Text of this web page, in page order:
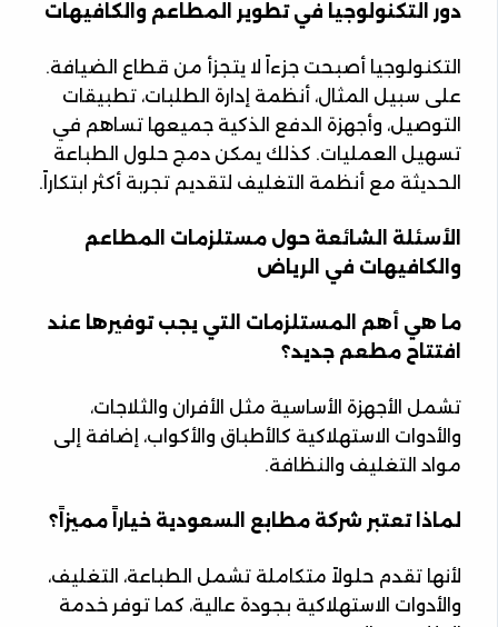
دور التكنولوجيا في تطوير المطاعم والكافيهات
التكنولوجيا أصبحت جزءاً لا يتجزأ من قطاع الضيافة.
على سبيل المثال، أنظمة إدارة الطلبات، تطبيقات
التوصيل، وأجهزة الدفع الذكية جميعها تساهم في
تسهيل العمليات. كذلك يمكن دمج حلول الطباعة
الحديثة مع أنظمة التغليف لتقديم تجربة أكثر ابتكاراً.
الأسئلة الشائعة حول مستلزمات المطاعم
والكافيهات في الرياض
ما هي أهم المستلزمات التي يجب توفيرها عند
افتتاح مطعم جديد؟
تشمل الأجهزة الأساسية مثل الأفران والثلاجات،
والأدوات الاستهلاكية كالأطباق والأكواب، إضافة إلى
مواد التغليف والنظافة.
لماذا تعتبر شركة مطابع السعودية خياراً مميزاً؟
لأنها تقدم حلولاً متكاملة تشمل الطباعة، التغليف،
والأدوات الاستهلاكية بجودة عالية، كما توفر خدمة